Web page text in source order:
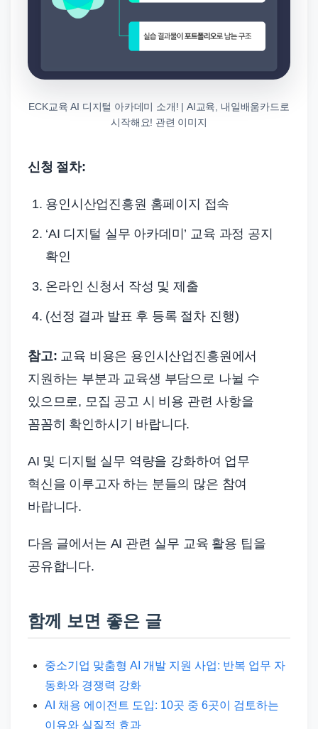
ECK교육 AI 디지털 아카데미 소개!️ | AI교육, 내일배움카드로
시작해요! 관련 이미지
신청 절차:
용인시산업진흥원 홈페이지 접속
‘AI 디지털 실무 아카데미’ 교육 과정 공지
확인
온라인 신청서 작성 및 제출
(선정 결과 발표 후 등록 절차 진행)
참고: 교육 비용은 용인시산업진흥원에서
지원하는 부분과 교육생 부담으로 나뉠 수
있으므로, 모집 공고 시 비용 관련 사항을
꼼꼼히 확인하시기 바랍니다.
AI 및 디지털 실무 역량을 강화하여 업무
혁신을 이루고자 하는 분들의 많은 참여
바랍니다.
다음 글에서는 AI 관련 실무 교육 활용 팁을
공유합니다.
함께 보면 좋은 글
중소기업 맞춤형 AI 개발 지원 사업: 반복 업무 자
동화와 경쟁력 강화
AI 채용 에이전트 도입: 10곳 중 6곳이 검토하는
이유와 실질적 효과